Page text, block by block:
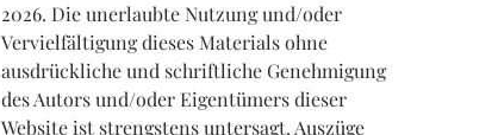
2026. Die unerlaubte Nutzung und/oder
Vervielfältigung dieses Materials ohne
ausdrückliche und schriftliche Genehmigung
des Autors und/oder Eigentümers dieser
Website ist strengstens untersagt. Auszüge